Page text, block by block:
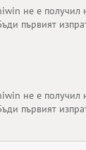
не е получил
първият
не е получил
първият